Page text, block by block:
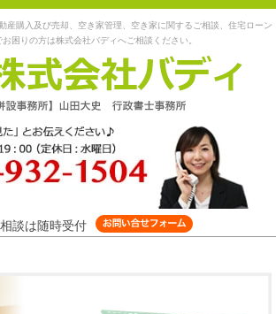
産購入及び売却、空き家管理、空き家に関するご相談、住宅ローン
困りの方は株式会社バディへご相談ください。
談は随時受付